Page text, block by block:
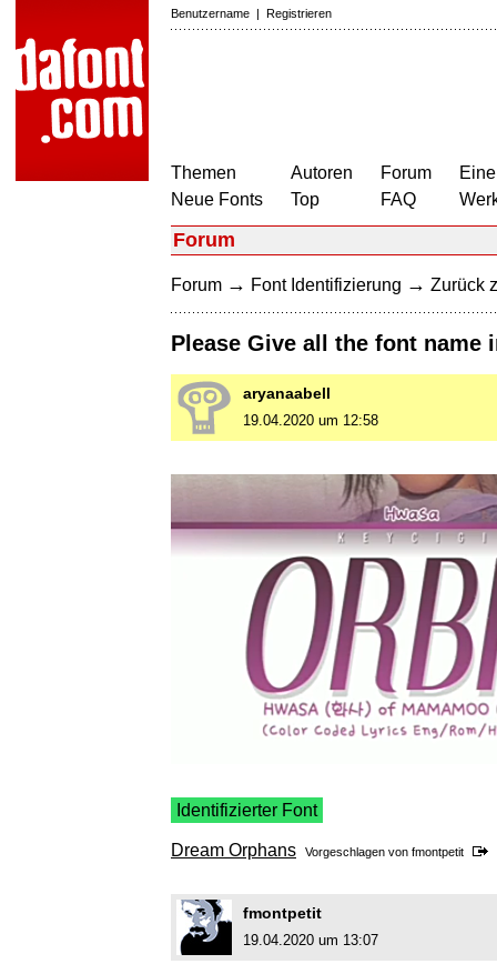
Benutzername | Registrieren
Themen
Neue Fonts
Autoren
Top
Forum
FAQ
Forum
Forum → Font Identifizierung → Zurück
Please Give all the font name
aryanaabell
19.04.2020 um 12:58
Identifizierter Font
Dream Orphans Vorgeschlagen von fmontpetit
fmontpetit
19.04.2020 um 13:07